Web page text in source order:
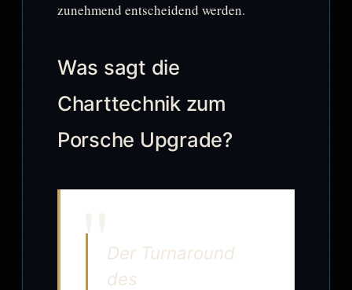
zunehmend entscheidend werden.
Was sagt die
Charttechnik zum
Porsche Upgrade?
Der Turnaround
des